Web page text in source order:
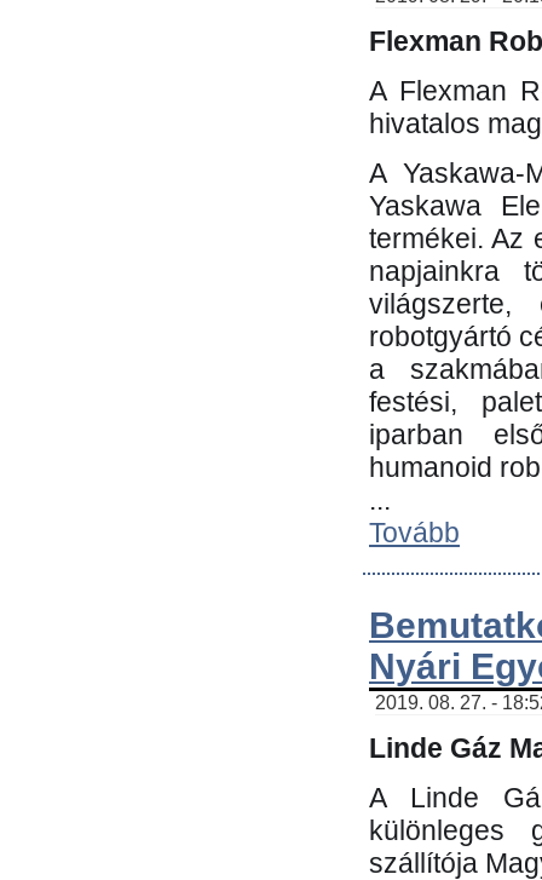
Flexman
A Flexman
hivatalos
A Yaskawa-
Yaskawa
termékei. Az
napjainkra
robotgyártó
a
festési,
iparban
humanoid
...
Tovább
Nyári
2019. 08. 27. -
Linde Gáz
A Linde
különleges
szállítója